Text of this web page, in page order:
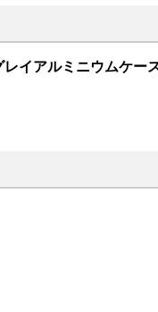
イアルミニウムケー